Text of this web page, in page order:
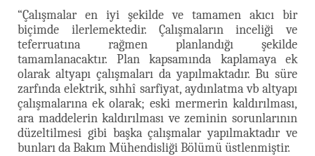
“Çalışmalar en iyi şekilde ve tamamen akıcı bir
biçimde ilerlemektedir. Çalışmaların inceliği ve
teferruatına rağmen planlandığı şekilde
tamamlanacaktır. Plan kapsamında kaplamaya ek
olarak altyapı çalışmaları da yapılmaktadır. Bu süre
zarfında elektrik, sıhhî sarfiyat, aydınlatma vb altyapı
çalışmalarına ek olarak; eski mermerin kaldırılması,
ara maddelerin kaldırılması ve zeminin sorunlarının
düzeltilmesi gibi başka çalışmalar yapılmaktadır ve
bunları da Bakım Mühendisliği Bölümü üstlenmiştir.